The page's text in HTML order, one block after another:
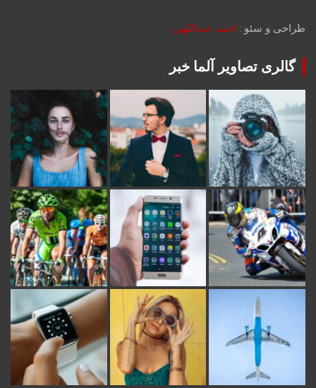
طراحی و سئو : احمد عبداللهی
گالری تصاویر آلما خبر